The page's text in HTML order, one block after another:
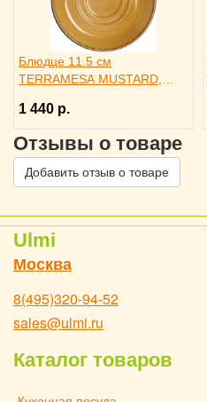
Блюдце 11.5 см
TERRAMESA MUSTARD,
1 440 р.
Отзывы о товаре
Добавить отзыв о товаре
Ulmi
Москва
8(495)320-94-52
sales@ulmi.ru
Каталог товаров